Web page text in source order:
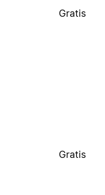
Gratis
Gratis